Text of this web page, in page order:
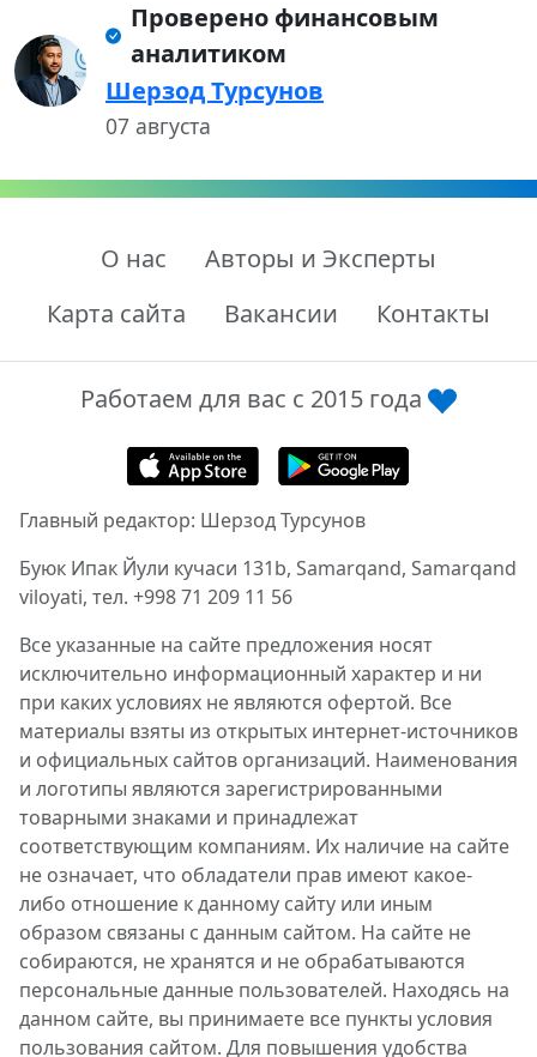
Проверено финансовым
аналитиком
Шерзод Турсунов
07 августа
О нас
Авторы и Эксперты
Карта сайта
Вакансии Контакты
Работаем для вас с 2015 года
Главный редактор: Шерзод Турсунов
Буюк Ипак Йули кучаси 131b, Samarqand, Samarqand
viloyati, тел. +998 71 209 11 56
Все указанные на сайте предложения носят
исключительно информационный характер и ни
при каких условиях не являются офертой. Все
материалы взяты из открытых интернет-источников
и официальных сайтов организаций. Наименования
и логотипы являются зарегистрированными
товарными знаками и принадлежат
соответствующим компаниям. Их наличие на сайте
не означает, что обладатели прав имеют какое-
либо отношение к данному сайту или иным
образом связаны с данным сайтом. На сайте не
собираются, не хранятся и не обрабатываются
персональные данные пользователей. Находясь на
данном сайте, вы принимаете все пункты условия
пользования сайтом. Для повышения удобства